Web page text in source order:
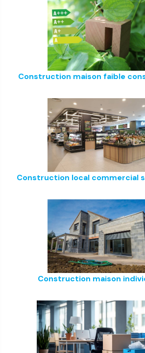
Construction maison faible
Construction local commercial
Construction maison